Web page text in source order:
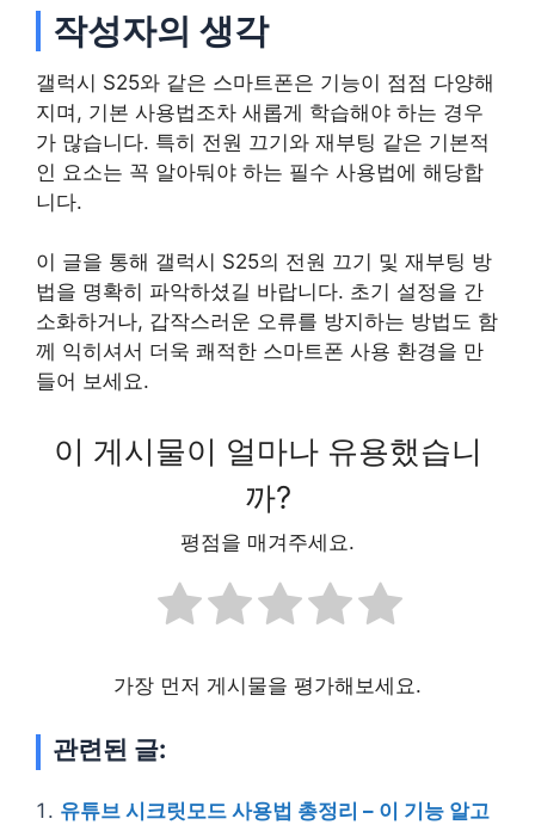
작성자의 생각
갤럭시 S25와 같은 스마트폰은 기능이 점점 다양해
지며, 기본 사용법조차 새롭게 학습해야 하는 경우
가 많습니다. 특히 전원 끄기와 재부팅 같은 기본적
인 요소는 꼭 알아둬야 하는 필수 사용법에 해당합
니다.
이 글을 통해 갤럭시 S25의 전원 끄기 및 재부팅 방
법을 명확히 파악하셨길 바랍니다. 초기 설정을 간
소화하거나, 갑작스러운 오류를 방지하는 방법도 함
께 익히셔서 더욱 쾌적한 스마트폰 사용 환경을 만
들어 보세요.
이 게시물이 얼마나 유용했습니
까?
평점을 매겨주세요.
가장 먼저 게시물을 평가해보세요.
관련된 글:
유튜브 시크릿모드 사용법 총정리 – 이 기능 알고